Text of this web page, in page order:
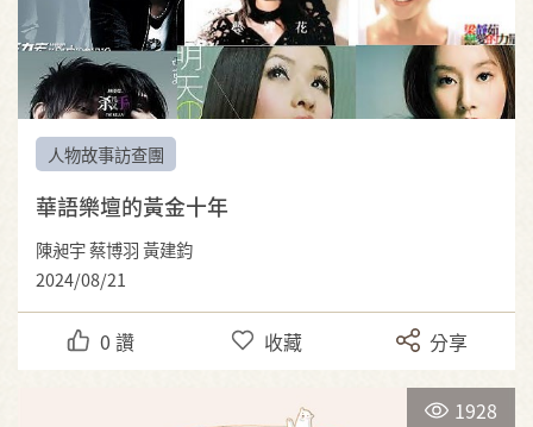
人物故事訪查團
華語樂壇的黃金十年
陳昶宇 蔡博羽 黃建鈞
2024/08/21
0 讚 收藏 分享
1928